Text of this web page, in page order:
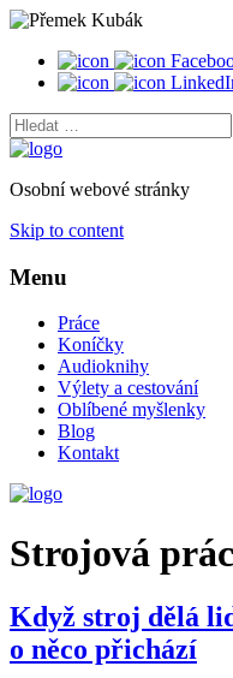
Vyhledat:
Osobní webové stránky
Skip to content
Menu
Práce
Koníčky
Audioknihy
Výlety a cestování
Oblíbené myšlenky
Blog
Kontakt
Strojová
Když stroj dělá
o něco přichází